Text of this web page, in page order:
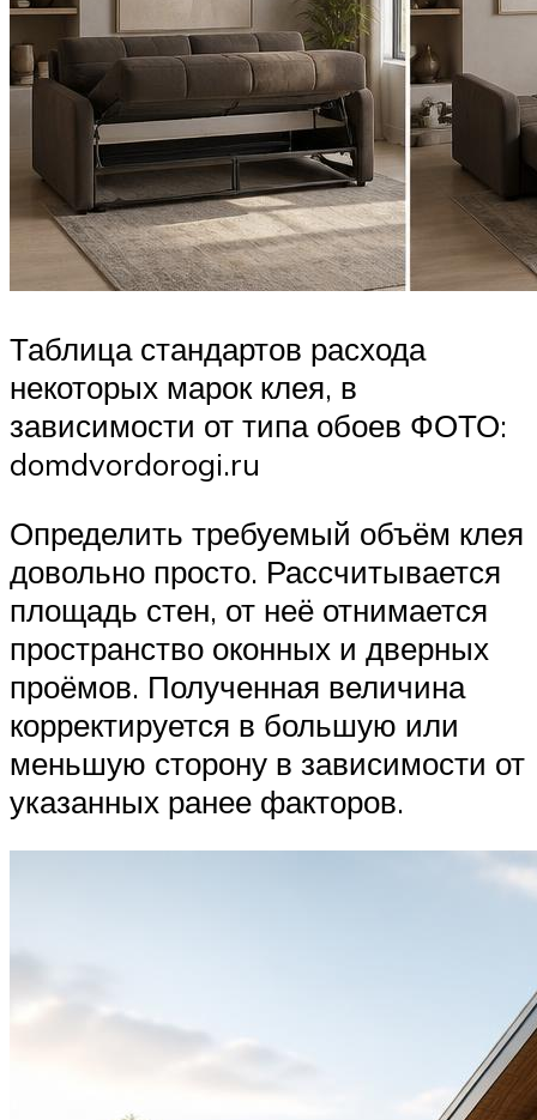
Таблица стандартов расхода
некоторых марок клея, в
зависимости от типа обоев ФОТО:
domdvordorogi.ru
Определить требуемый объём клея
довольно просто. Рассчитывается
площадь стен, от неё отнимается
пространство оконных и дверных
проёмов. Полученная величина
корректируется в большую или
меньшую сторону в зависимости от
указанных ранее факторов.